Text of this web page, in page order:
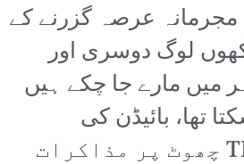
عرصہ گزرنے کے
لوگ دوسری اور
میں مارے جا چکے ہیں
تھا، بائیڈن کی
حکومت نے TRIPS چھوٹ پر مذاکرات